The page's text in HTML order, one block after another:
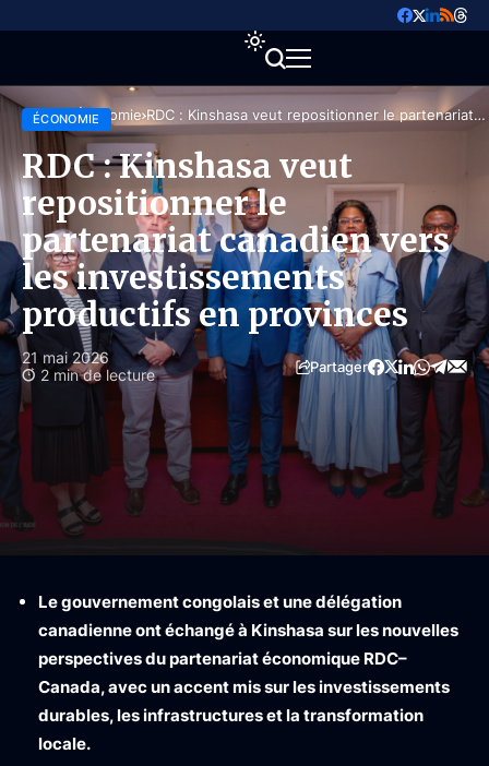
Accueil Économie RDC : Kinshasa veut repositionner le partenariat
canadien vers les investissements productifs en
provinces
ÉCONOMIE
RDC : Kinshasa veut
repositionner le
partenariat canadien vers
les investissements
productifs en provinces
21 mai 2026
2 min de lecture
Partager
Le gouvernement congolais et une délégation
canadienne ont échangé à Kinshasa sur les nouvelles
perspectives du partenariat économique RDC–
Canada, avec un accent mis sur les investissements
durables, les infrastructures et la transformation
locale.